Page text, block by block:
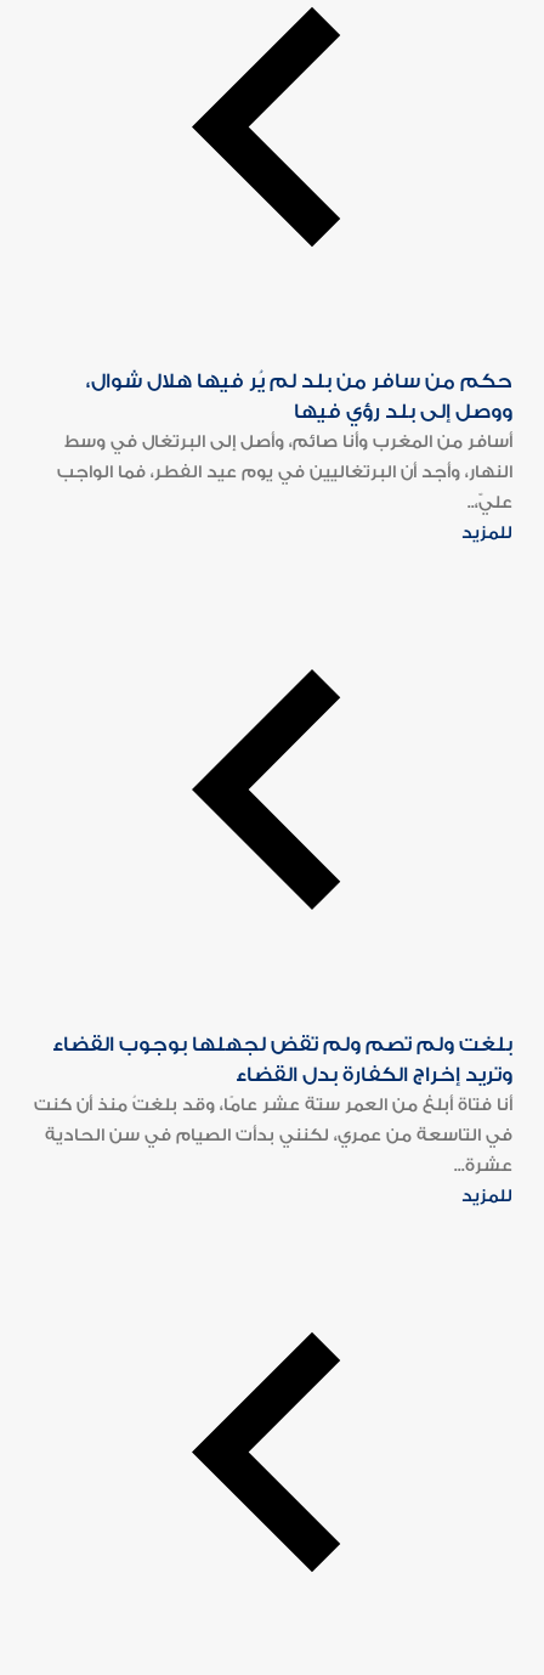
حكم من سافر من بلد لم يُر فيها هلال شوال،
ووصل إلى بلد رؤي فيها
أسافر من المغرب وأنا صائم، وأصل إلى البرتغال في وسط
النهار، وأجد أن البرتغاليين في يوم عيد الفطر، فما الواجب
عليّ،..
للمزيد
بلغت ولم تصم ولم تقض لجهلها بوجوب القضاء
وتريد إخراج الكفارة بدل القضاء
أنا فتاة أبلغ من العمر ستة عشر عامًا، وقد بلغتُ منذ أن كنت
في التاسعة من عمري، لكنني بدأت الصيام في سن الحادية
عشرة...
للمزيد